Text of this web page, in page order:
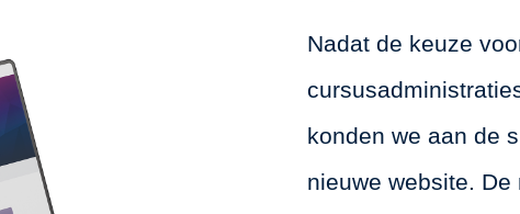
Nadat de keuze
konden we aan de
nieuwe website.